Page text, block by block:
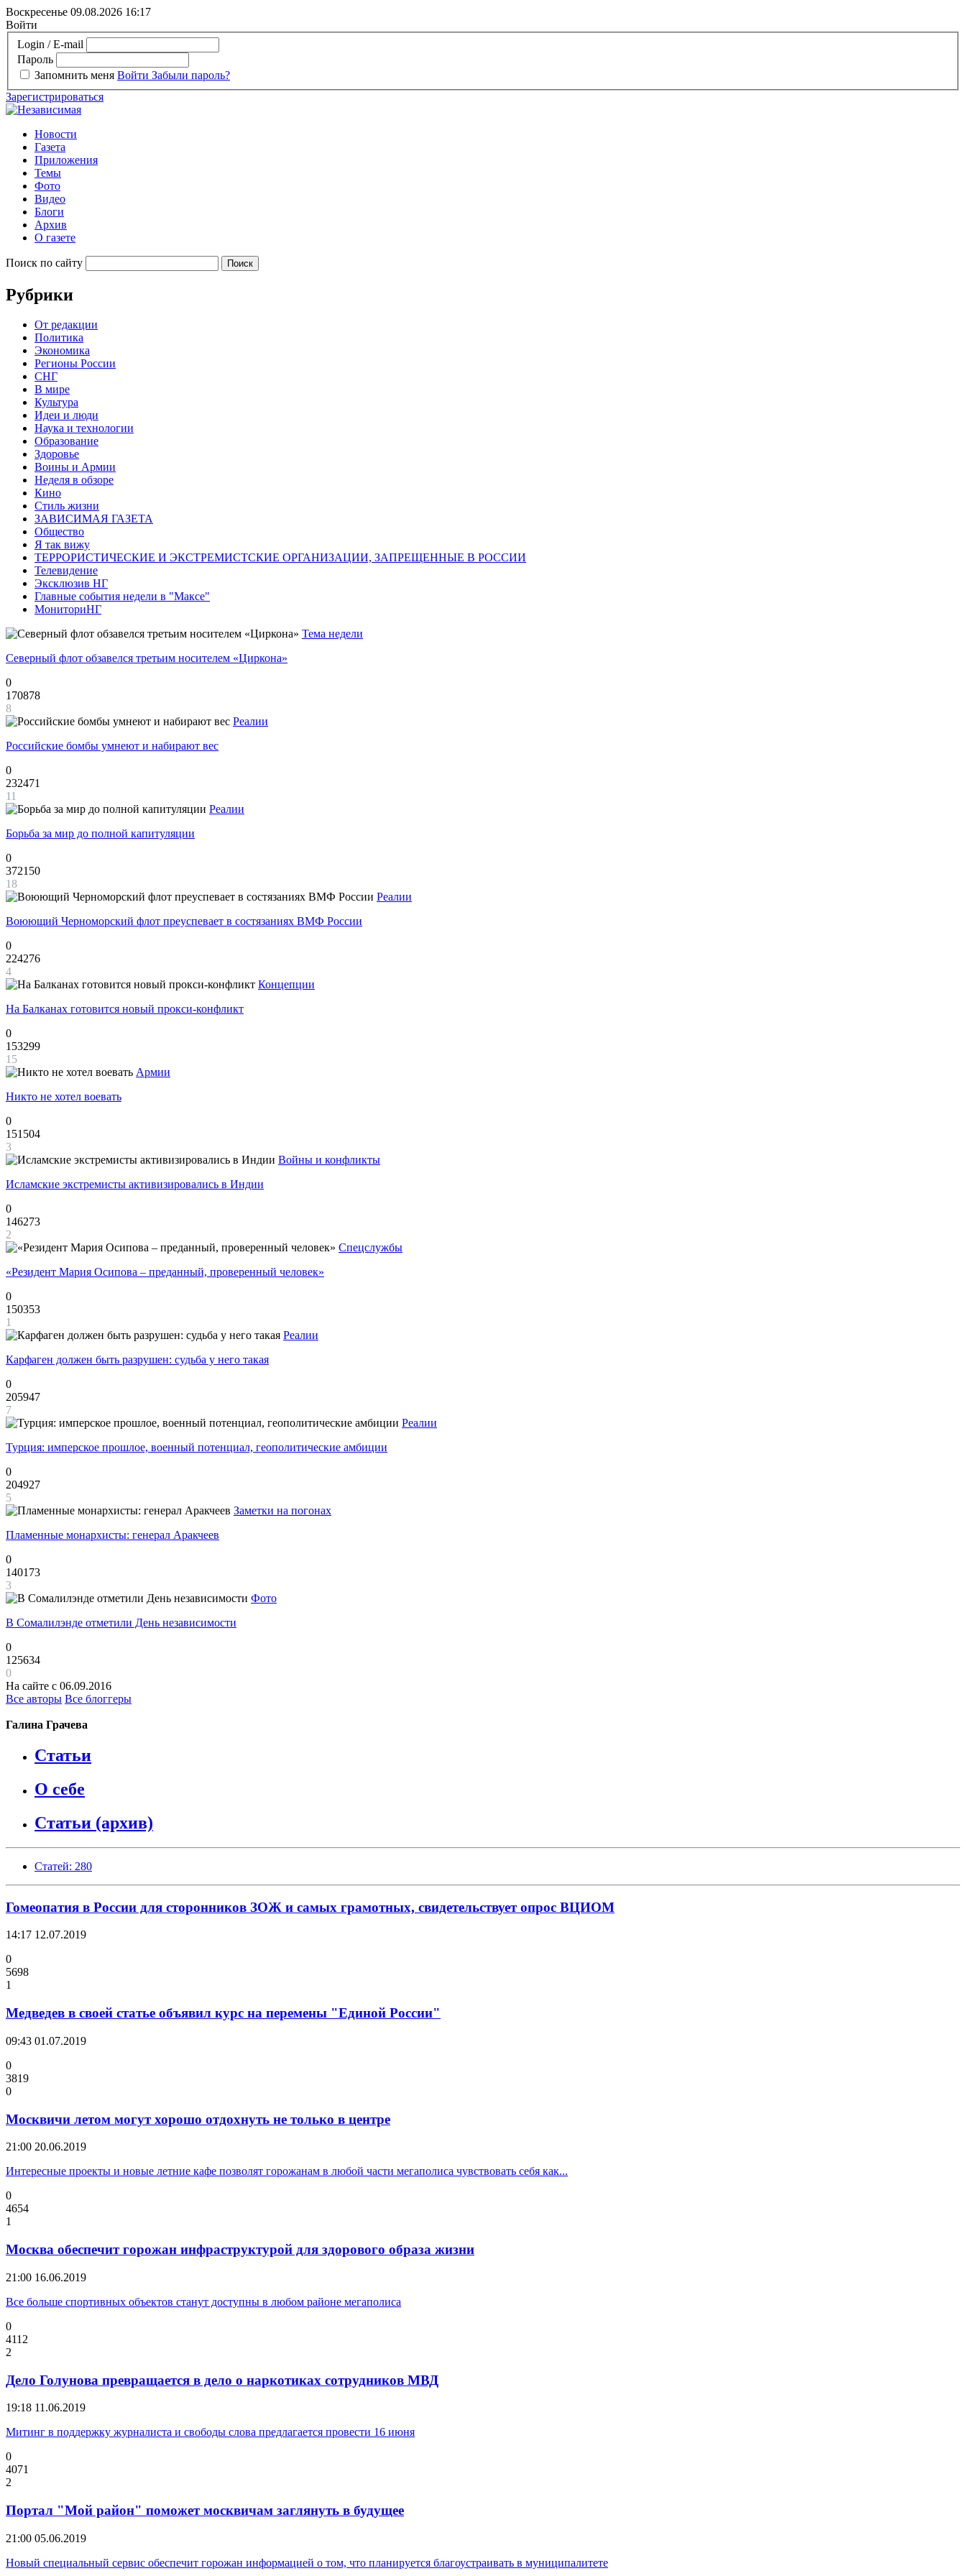
Воскресенье 09.08.2026 16:17
Войти
Login / E-mail
Пароль
Запомнить меня Войти Забыли пароль?
Зарегистрироваться
Новости
Газета
Приложения
Темы
Фото
Видео
Блоги
Архив
О газете
Поиск по сайту
Рубрики
От редакции
Политика
Экономика
Регионы России
СНГ
В мире
Культура
Идеи и люди
Наука и технологии
Образование
Здоровье
Воины и Армии
Неделя в обзоре
Кино
Стиль жизни
ЗАВИСИМАЯ ГАЗЕТА
Общество
Я так вижу
ТЕРРОРИСТИЧЕСКИЕ И ЭКСТРЕМИСТСКИЕ ОРГАНИЗАЦИИ, ЗАПРЕЩЕННЫЕ В РОССИИ
Телевидение
Эксклюзив НГ
Главные события недели в "Максе"
МониториНГ
Тема недели
Северный флот обзавелся третьим носителем «Циркона»
0
170878
8
Реалии
Российские бомбы умнеют и набирают вес
0
232471
11
Реалии
Борьба за мир до полной капитуляции
0
372150
18
Реалии
Воюющий Черноморский флот преуспевает в состязаниях ВМФ России
0
224276
4
Концепции
На Балканах готовится новый прокси-конфликт
0
153299
15
Армии
Никто не хотел воевать
0
151504
3
Войны и конфликты
Исламские экстремисты активизировались в Индии
0
146273
2
Спецслужбы
«Резидент Мария Осипова – преданный, проверенный человек»
0
150353
1
Реалии
Карфаген должен быть разрушен: судьба у него такая
0
205947
7
Реалии
Турция: имперское прошлое, военный потенциал, геополитические амбиции
0
204927
5
Заметки на погонах
Пламенные монархисты: генерал Аракчеев
0
140173
3
Фото
В Сомалилэнде отметили День независимости
0
125634
0
На сайте с 06.09.2016
Все авторы Все блоггеры
Галина Грачева
Статьи
О себе
Статьи (архив)
Статей: 280
Гомеопатия в России для сторонников ЗОЖ и самых грамотных, свидетельствует опрос ВЦИОМ
14:17 12.07.2019
0
5698
1
Медведев в своей статье объявил курс на перемены "Единой России"
09:43 01.07.2019
0
3819
0
Москвичи летом могут хорошо отдохнуть не только в центре
21:00 20.06.2019
Интересные проекты и новые летние кафе позволят горожанам в любой части мегаполиса чувствовать себя как...
0
4654
1
Москва обеспечит горожан инфраструктурой для здорового образа жизни
21:00 16.06.2019
Все больше спортивных объектов станут доступны в любом районе мегаполиса
0
4112
2
Дело Голунова превращается в дело о наркотиках сотрудников МВД
19:18 11.06.2019
Митинг в поддержку журналиста и свободы слова предлагается провести 16 июня
0
4071
2
Портал "Мой район" поможет москвичам заглянуть в будущее
21:00 05.06.2019
Новый специальный сервис обеспечит горожан информацией о том, что планируется благоустраивать в муниципалитете